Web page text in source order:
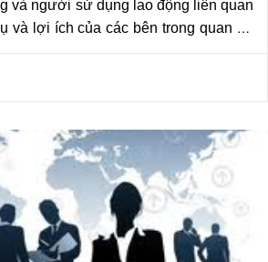
và người sử dụng lao động liên quan
và lợi ích của các bên trong quan hệ
chấp này thường bao gồm việc xử
tiền lương, thời gian làm việc, hoặc